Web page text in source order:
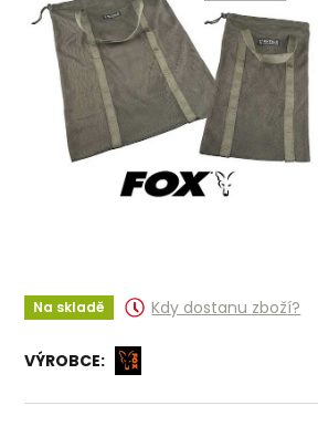
Na skladě Kdy dostanu zboží?
VÝROBCE: